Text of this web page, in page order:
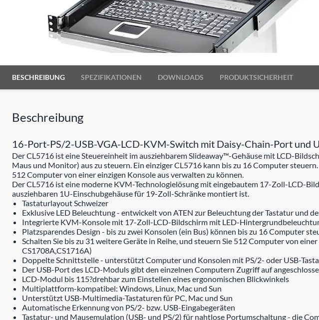
BESCHREIBUNG SPEZIFIKATIONEN DOWNLOADS PRODUKTSICHERHEIT
Beschreibung
16-Port-PS/2-USB-VGA-LCD-KVM-Switch mit Daisy-Chain-Port und
Der CL5716 ist eine Steuereinheit im ausziehbarem Slideaway™-Gehäuse mit LCD-
Maus und Monitor) aus zu steuern. Ein einziger CL5716 kann bis zu 16 Computer
512 Computer von einer einzigen Konsole aus verwalten zu können.
Der CL5716 ist eine moderne KVM-Technologielösung mit eingebautem 17-Zoll-LCD-
ausziehbaren 1U-Einschubgehäuse für 19-Zoll-Schränke montiert ist.
Tastaturlayout Schweizer
Exklusive LED Beleuchtung - entwickelt von ATEN zur Beleuchtung der Tastatur und
Integrierte KVM-Konsole mit 17-Zoll-LCD-Bildschirm mit LED-
Platzsparendes Design - bis zu zwei Konsolen (ein Bus) können bis zu 16 Computer
Schalten Sie bis zu 31 weitere Geräte in Reihe, und steuern Sie 512 Computer von
CS1708A,CS1716A)
Doppelte Schnittstelle - unterstützt Computer und Konsolen mit PS/2- oder USB-
Der USB-Port des LCD-Moduls gibt den einzelnen Computern Zugriff auf
LCD-Modul bis 115?drehbar zum Einstellen eines ergonomischen Blickwinkels
Multiplattform-kompatibel: Windows, Linux, Mac und Sun
Unterstützt USB-Multimedia-Tastaturen für PC, Mac und Sun
Automatische Erkennung von PS/2- bzw. USB-Eingabegeräten
Tastatur- und Mausemulation (USB- und PS/2) für nahtlose Portumschaltung - die